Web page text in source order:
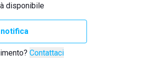
disponibile
notifica
Contattaci